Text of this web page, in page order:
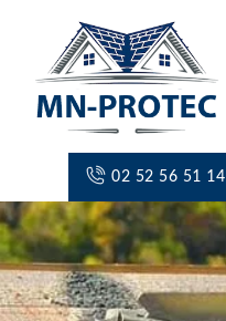
02 52 56 51 14